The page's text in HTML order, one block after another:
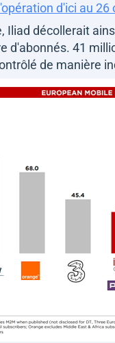
l'opération d'ici au 26
Iliad décollerait
d'abonnés. 41
de manière